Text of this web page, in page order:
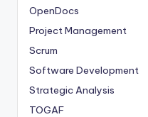
OpenDocs
Project Management
Scrum
Software Development
Strategic Analysis
TOGAF